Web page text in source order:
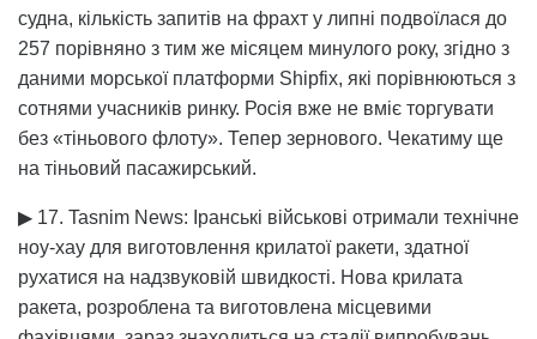
судна, кількість запитів на фрахт у липні подвоїлася до
257 порівняно з тим же місяцем минулого року, згідно з
даними морської платформи Shipfix, які порівнюються з
сотнями учасників ринку. Росія вже не вміє торгувати
без «тіньового флоту». Тепер зернового. Чекатиму ще
на тіньовий пасажирський.
▶ 17. Tasnim News: Іранські військові отримали технічне
ноу-хау для виготовлення крилатої ракети, здатної
рухатися на надзвуковій швидкості. Нова крилата
ракета, розроблена та виготовлена місцевими